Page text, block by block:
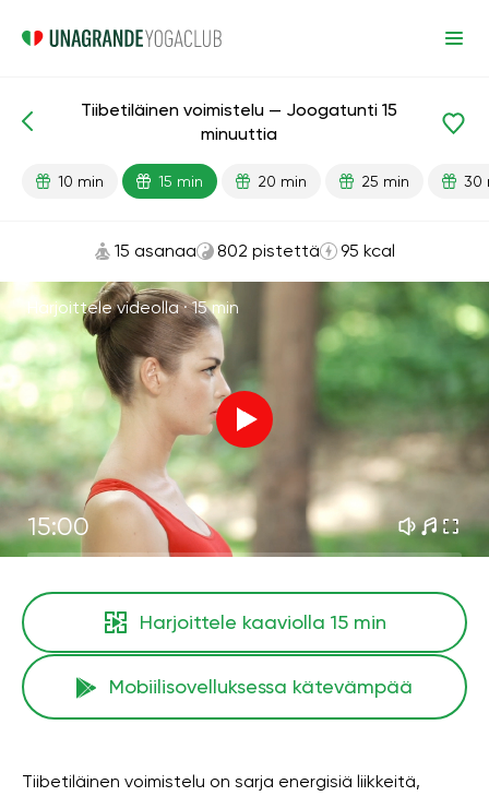
Energia
Tiibetiläinen voimistelu — Joogatunti 15
minuuttia
10 min 15 min 20 min 25 min 30
15 asanaa 802 pistettä 95 kcal
Harjoittele videolla ·15 min
15:00
Harjoittele kaaviolla 15 min
Mobiilisovelluksessa kätevämpää
Tiibetiläinen voimistelu on sarja energisiä liikkeitä,